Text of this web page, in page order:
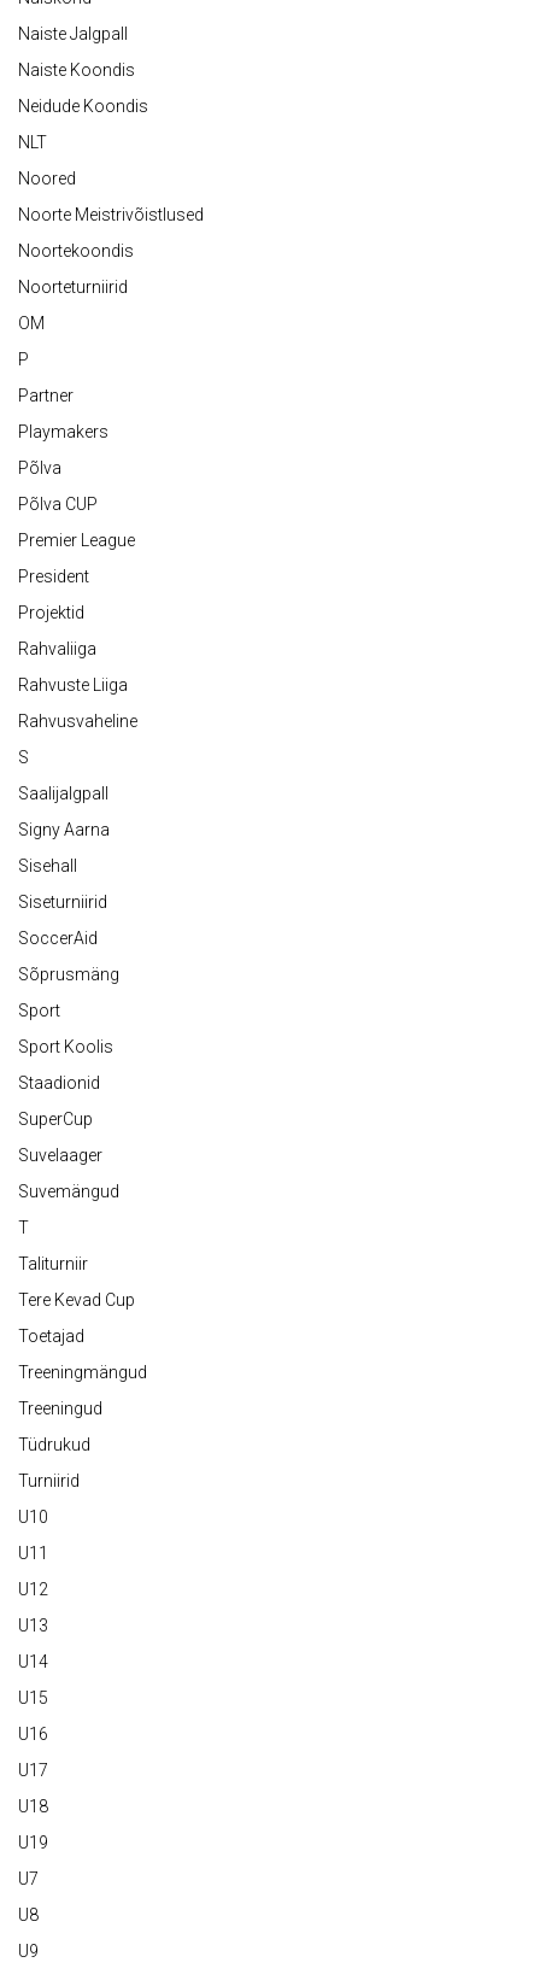
Naiste Jalgpall
Naiste Koondis
Neidude Koondis
NLT
Noored
Noorte Meistrivõistlused
Noortekoondis
Noorteturniirid
OM
P
Partner
Playmakers
Põlva
Põlva CUP
Premier League
President
Projektid
Rahvaliiga
Rahvuste Liiga
Rahvusvaheline
S
Saalijalgpall
Signy Aarna
Sisehall
Siseturniirid
SoccerAid
Sõprusmäng
Sport
Sport Koolis
Staadionid
SuperCup
Suvelaager
Suvemängud
T
Taliturniir
Tere Kevad Cup
Toetajad
Treeningmängud
Treeningud
Tüdrukud
Turniirid
U10
U11
U12
U13
U14
U15
U16
U17
U18
U19
U7
U8
U9